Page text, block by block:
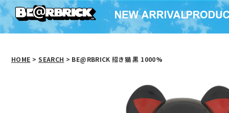
HOME > SEARCH > BE@RBRICK 招き猫 黒 1000%